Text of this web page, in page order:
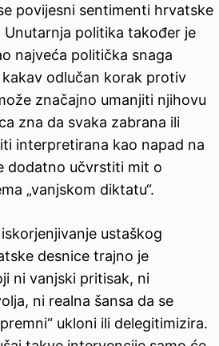
povijesni sentimenti hrvatske
Unutarnja politika također je
najveća politička snaga
odlučan korak protiv
značajno umanjiti njihovu
zna da svaka zabrana ili
interpretirana kao napad na
dodatno učvrstiti mit o
„vanjskom diktatu“.
ustaškog
desnice trajno je
ni vanjski pritisak, ni
ni realna šansa da se
ukloni ili delegitimizira.